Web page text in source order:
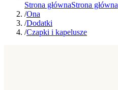
Strona głównaStrona główna
/Ona
/Dodatki
/Czapki i kapelusze